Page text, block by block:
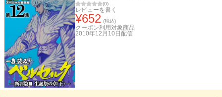
(0)
レビューを書く
¥652 (税込)
クーポン利用対象商品
2010年12月10日 配信